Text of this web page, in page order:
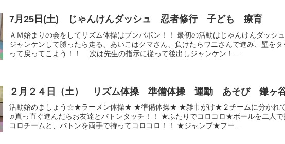
7月25日(土) じゃんけんダッシュ 忍者修行 子ども 療育
ＡＭ始まりの会をしてリズム体操はブンバボン！！ 最初の活動はじゃんけんダッシ
ジャンケンして勝ったら走る、あいこはクマさん、負けたらワニさんで進み、壁をタ
って戻ってこよう！！ 次は先生の指示に従って後出しジャンケン！...
２月２４日（土） リズム体操 準備体操 運動 あそび 鎌ヶ
活動始めましょう☆★ラーメン体操★ ★準備体操★ ★雑巾がけ★２チームに分かれ
♫真っ直ぐ進んだらお友達とバトンタッチ！！ ★ふたりでコロコロ★ボールを二人で
コロチームと、バトンを両手で持ってコロコロ！！ ★ジャンプ★フー...